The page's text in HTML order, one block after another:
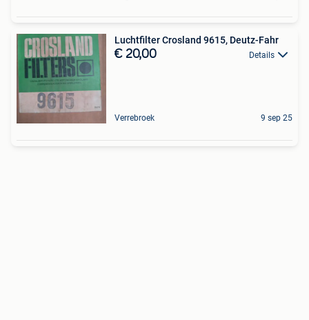
Luchtfilter Crosland 9615, Deutz-Fahr
€ 20,00 Details
Verrebroek 9 sep 25